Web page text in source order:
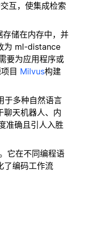
互，使集成检索
存储在内存中，并
为 ml-distance
要为应用程序或
目 Milvus构建
于多种自然语言
聊天机器人、内
准确且引人入胜
它在不同编程语
了编码工作流